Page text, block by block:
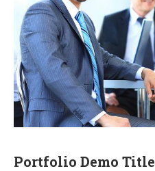
Portfolio Demo Title